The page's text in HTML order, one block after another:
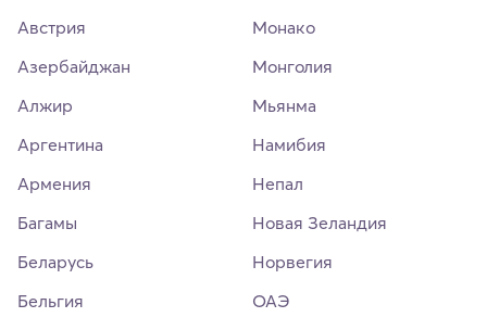
Австрия
Азербайджан
Алжир
Аргентина
Армения
Багамы
Беларусь
Бельгия
Монако
Монголия
Мьянма
Намибия
Непал
Новая Зеландия
Норвегия
ОАЭ